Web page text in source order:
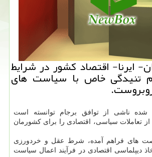
ایرنا- اقتصاد كشور در شرایط
تنیدگی خاص با سیاست های
ناشی از توافق برجام توانسته است
تعاملات سیاسی، اقتصادی را برای كشورمان
های فراهم آمده، شرط عقل و خردورزی
دیپلماسی اقتصادی در فرآیند اعمال سیاست